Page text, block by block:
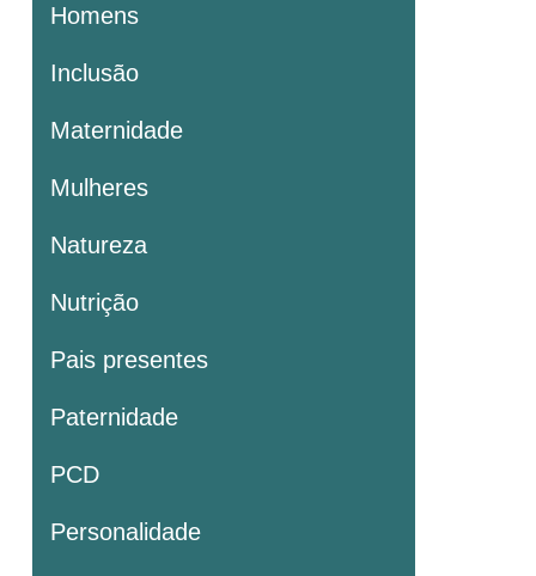
Homens
Inclusão
Maternidade
Mulheres
Natureza
Nutrição
Pais presentes
Paternidade
PCD
Personalidade